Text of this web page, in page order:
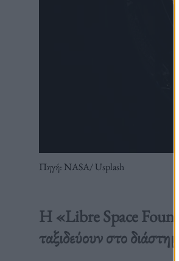
Πηγή: NASA/ Usplash
Η «Libre Space
ταξιδεύουν στο